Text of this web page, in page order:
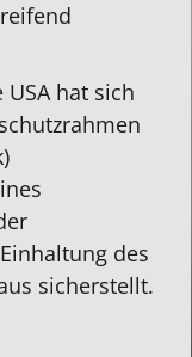
hat sich
des
sicherstellt.